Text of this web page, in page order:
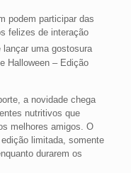
podem participar das
felizes de interação
uma gostosura
Halloween – Edição
a novidade chega
nutritivos que
melhores amigos. O
limitada, somente
durarem os